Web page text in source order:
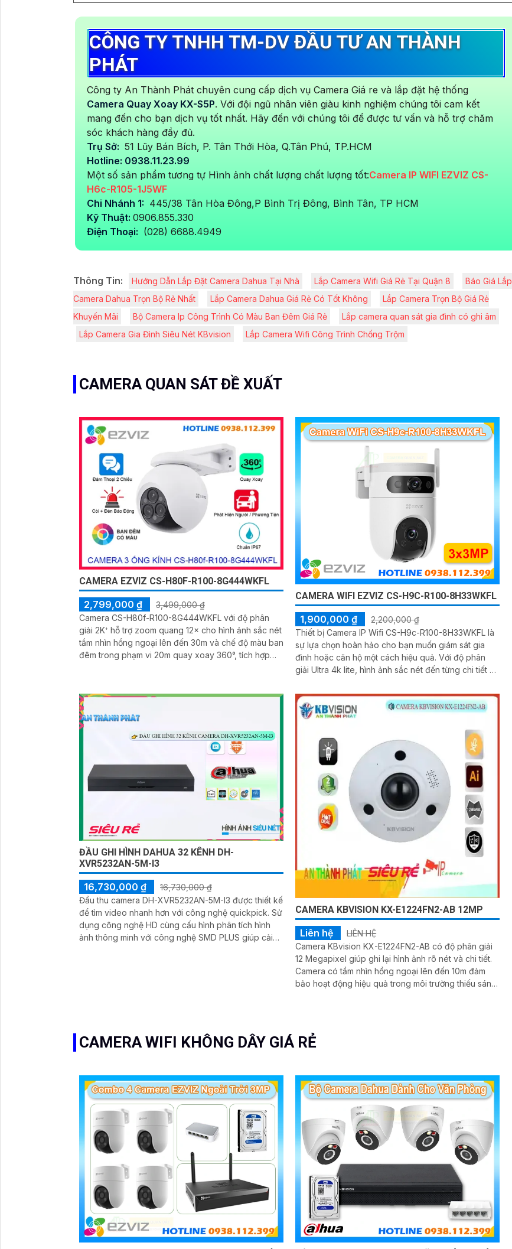
CÔNG TY TNHH TM-DV ĐẦU TƯ AN THÀNH
PHÁT
Công ty An Thành Phát chuyên cung cấp dịch vụ Camera Giá re và lắp đặt hệ thống
Camera Quay Xoay KX-S5P. Với đội ngũ nhân viên giàu kinh nghiệm chúng tôi cam kết
mang đến cho bạn dịch vụ tốt nhất. Hãy đến với chúng tôi để được tư vấn và hỗ trợ chăm
sóc khách hàng đầy đủ.
Trụ Sở: 51 Lũy Bán Bích, P. Tân Thới Hòa, Q.Tân Phú, TP.HCM
Hotline: 0938.11.23.99
Một số sản phẩm tương tự Hình ảnh chất lượng chất lượng tốt:Camera IP WIFI EZVIZ CS-
H6c-R105-1J5WF
Chi Nhánh 1: 445/38 Tân Hòa Đông,P Bình Trị Đông, Bình Tân, TP HCM
Kỹ Thuật: 0906.855.330
Điện Thoại: (028) 6688.4949
Thông Tin: Hướng Dẫn Lắp Đặt Camera Dahua Tại Nhà Lắp Camera Wifi Giá Rẻ Tại Quận 8
Báo Giá Lắp
Camera Dahua Trọn Bộ Rẻ Nhất
Lắp Camera Dahua Giá Rẻ Có Tốt Không
Lắp Camera Trọn Bộ Giá Rẻ
Khuyến Mãi
Bộ Camera Ip Công Trình Có Màu Ban Đêm Giá Rẻ
Lắp camera quan sát gia đình có ghi âm
Lắp Camera Gia Đình Siêu Nét KBvision
Lắp Camera Wifi Công Trình Chống Trộm
CAMERA QUAN SÁT ĐỀ XUẤT
CAMERA EZVIZ CS-H80F-R100-8G444WKFL
2,799,000 ₫
3,499,000 ₫
Camera CS-H80f-R100-8G444WKFL với độ phân
giải 2K⁺ hỗ trợ zoom quang 12× cho hình ảnh sắc nét
tầm nhìn hồng ngoại lên đến 30m và chế độ màu ban
đêm trong phạm vi 20m quay xoay 360°, tích hợp
IP67 có khả năng chống bụi, nước, đảm bảo hoạt
động ổn định trong mọi điều kiện thời tiết
CAMERA WIFI EZVIZ CS-H9C-R100-8H33WKFL
1,900,000 ₫
2,200,000 ₫
Thiết bị Camera IP Wifi CS-H9c-R100-8H33WKFL là
sự lựa chọn hoàn hảo cho bạn muốn giám sát gia
đình hoặc căn hộ một cách hiệu quả. Với độ phân
giải Ultra 4k lite, hình ảnh sắc nét đến từng chi tiết sẽ
đêm Full Color trong khoảng cách 30m giúp bạn
không bỏ lỡ bất kỳ chi tiết nào, ngay cả khi trời tối
ĐẦU GHI HÌNH DAHUA 32 KÊNH DH-
XVR5232AN-5M-I3
16,730,000 ₫
16,730,000 ₫
Đầu thu camera DH-XVR5232AN-5M-I3 được thiết kế
để tìm video nhanh hơn với công nghệ quickpick. Sử
dụng công nghệ HD cùng cấu hình phân tích hình
ảnh thông minh với công nghệ SMD PLUS giúp cải
CAMERA KBVISION KX-E1224FN2-AB 12MP
Liên hệ
LIÊN HỆ
Camera KBvision KX-E1224FN2-AB có độ phân giải
12 Megapixel giúp ghi lại hình ảnh rõ nét và chi tiết.
Camera có tầm nhìn hồng ngoại lên đến 10m đảm
bảo hoạt động hiệu quả trong môi trường thiếu sáng
CAMERA WIFI KHÔNG DÂY GIÁ RẺ